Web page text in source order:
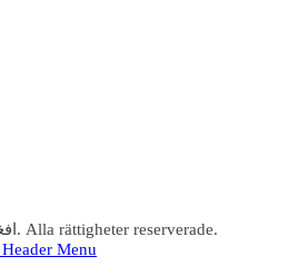
Copyright © افغانها در سویدن. Alla rättigheter reserverade.